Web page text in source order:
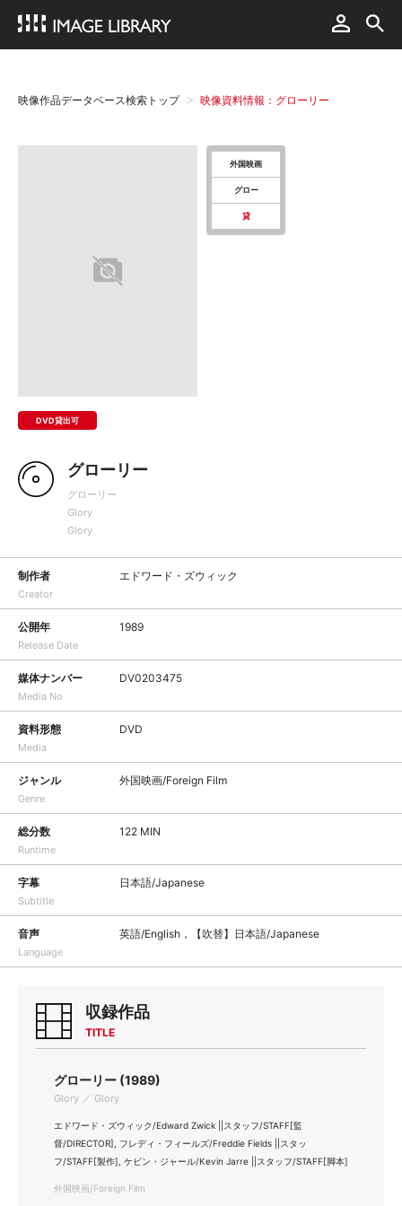
映像作品データベース検索トップ 映像資料情報：グローリー
DVD貸出可
外国映画
グロー
貸
グローリー
グローリー
Glory
Glory
制作者
Creator
エドワード・ズウィック
公開年
Release Date
1989
媒体ナンバー
Media No
DV0203475
資料形態
Media
DVD
ジャンル
Genre
外国映画/Foreign Film
総分数
Runtime
122 MIN
字幕
Subtitle
日本語/Japanese
音声
Language
英語/English，【吹替】日本語/Japanese
収録作品
TITLE
グローリー (1989)
Glory ／ Glory
エドワード・ズウィック/Edward Zwick ||スタッフ/STAFF[監
督/DIRECTOR], フレディ・フィールズ/Freddie Fields ||スタッ
フ/STAFF[製作], ケビン・ジャール/Kevin Jarre ||スタッフ/STAFF[脚本]
外国映画/Foreign Film